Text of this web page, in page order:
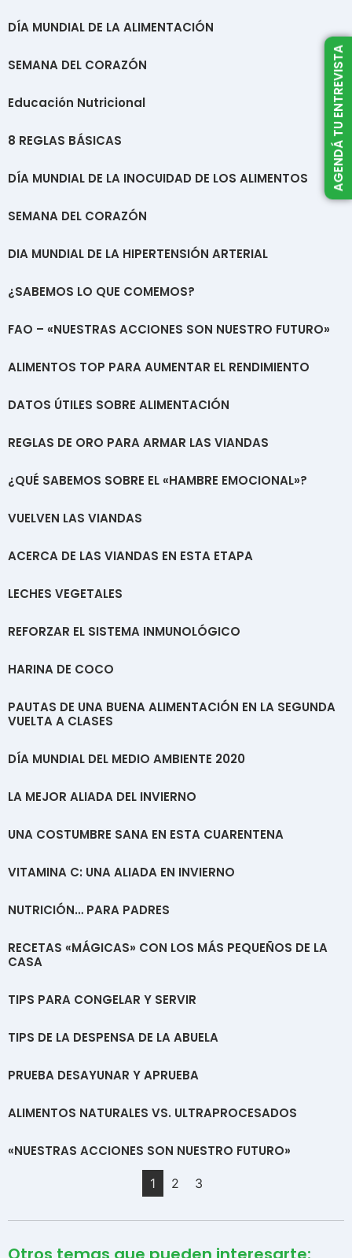
DÍA MUNDIAL DE LA ALIMENTACIÓN
SEMANA DEL CORAZÓN
Educación Nutricional
8 REGLAS BÁSICAS
DÍA MUNDIAL DE LA INOCUIDAD DE LOS ALIMENTOS
SEMANA DEL CORAZÓN
DIA MUNDIAL DE LA HIPERTENSIÓN ARTERIAL
¿SABEMOS LO QUE COMEMOS?
FAO – «NUESTRAS ACCIONES SON NUESTRO FUTURO»
ALIMENTOS TOP PARA AUMENTAR EL RENDIMIENTO
DATOS ÚTILES SOBRE ALIMENTACIÓN
REGLAS DE ORO PARA ARMAR LAS VIANDAS
¿QUÉ SABEMOS SOBRE EL «HAMBRE EMOCIONAL»?
VUELVEN LAS VIANDAS
ACERCA DE LAS VIANDAS EN ESTA ETAPA
LECHES VEGETALES
REFORZAR EL SISTEMA INMUNOLÓGICO
HARINA DE COCO
PAUTAS DE UNA BUENA ALIMENTACIÓN EN LA SEGUNDA
VUELTA A CLASES
DÍA MUNDIAL DEL MEDIO AMBIENTE 2020
LA MEJOR ALIADA DEL INVIERNO
UNA COSTUMBRE SANA EN ESTA CUARENTENA
VITAMINA C: UNA ALIADA EN INVIERNO
NUTRICIÓN… PARA PADRES
RECETAS «MÁGICAS» CON LOS MÁS PEQUEÑOS DE LA
CASA
TIPS PARA CONGELAR Y SERVIR
TIPS DE LA DESPENSA DE LA ABUELA
PRUEBA DESAYUNAR Y APRUEBA
ALIMENTOS NATURALES VS. ULTRAPROCESADOS
«NUESTRAS ACCIONES SON NUESTRO FUTURO»
1 2 3
AGENDÁ TU ENTREVISTA